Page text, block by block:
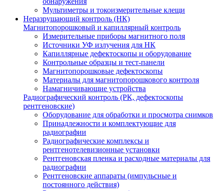
Мультиметры и токоизмерительные клещи
Неразрушающий контроль (НК)
Магнитопорошковый и капиллярный контроль
Измерительные приборы магнитного поля
Источники УФ излучения для НК
Капиллярные дефектоскопы и оборудование
Контрольные образцы и тест-панели
Магнитопорошковые дефектоскопы
Материалы для магнитопорошкового контроля
Намагничивающие устройства
Радиографический контроль (РК, дефектоскопы
рентгеновские)
Оборудование для обработки и просмотра снимков
Принадлежности и комплектующие для
радиографии
Радиографические комплексы и
рентгенотелевизионные установки
Рентгеновская пленка и расходные материалы для
радиографии
Рентгеновские аппараты (импульсные и
постоянного действия)